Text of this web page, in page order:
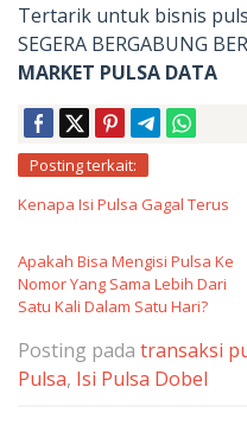
Tertarik untuk bisnis
SEGERA BERGABUNG
MARKET PULSA DATA
Posting terkait:
Kenapa Isi Pulsa Gagal Terus
Apakah Bisa Mengisi Pulsa Ke
Nomor Yang Sama Lebih Dari
Satu Kali Dalam Satu Hari?
Posting pada transaksi
Pulsa, Isi Pulsa Dobel